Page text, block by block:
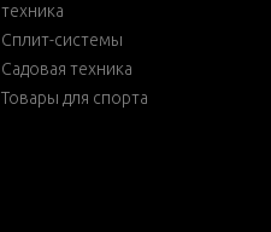
техника
Сплит-системы
Садовая техника
Товары для спорта